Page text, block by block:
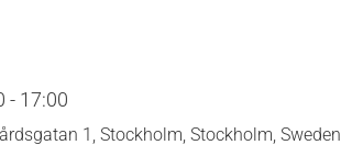
- 17:00
1, Stockholm, Stockholm, Sweden